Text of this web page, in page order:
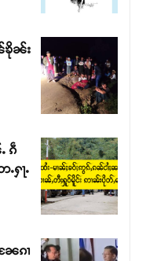
ႈၵူႈလႅၼ်ပေႃးတေၸွ
ၵမ်ႉထႅမ် ၸုမ်းၶၢ
ၶိုၼ်း
ၵဵ
ႁႃႉ
ႄၵၢ